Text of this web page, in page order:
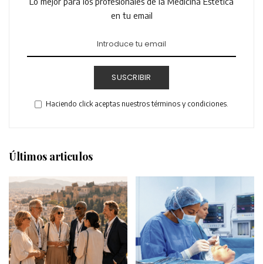
en tu email
SUSCRIBIR
Haciendo click aceptas nuestros términos y condiciones.
Últimos articulos